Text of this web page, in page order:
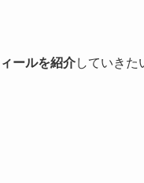
ールを紹介していきた